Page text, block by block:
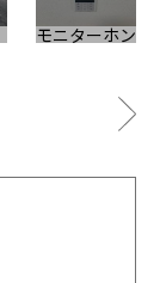
モニターホン